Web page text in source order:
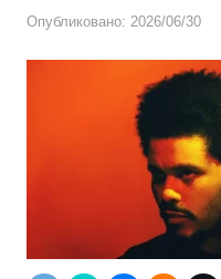
Опубликовано: 2026/06/30